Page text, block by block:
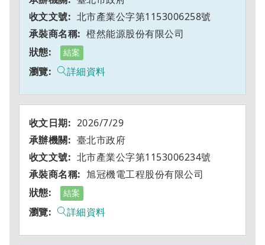
北市產業公字第1153006258號
橙然能源股份有限公司
結案
詳細資料
2026/7/29
臺北市政府
北市產業公字第1153006234號
旭冠機電工程股份有限公司
結案
詳細資料